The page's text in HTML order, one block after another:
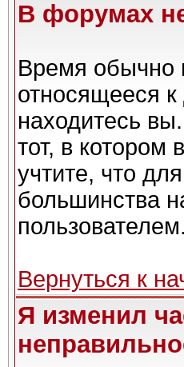
В форумах
Время обычно
относящееся к
находитесь
тот, в котором
учтите, что
большинства
пользователем.
Вернуться к
Я изменил